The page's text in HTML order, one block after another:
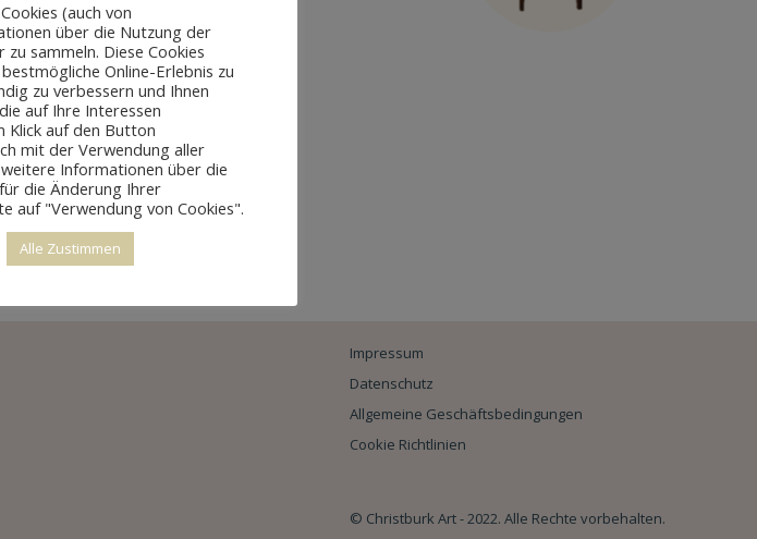
anzeigen
Impressum
Datenschutz
Allgemeine Geschäftsbedingungen
Cookie Richtlinien
© Christburk Art - 2022. Alle Rechte vorbehalten.
(auch von
über die Nutzung der
sammeln. Diese Cookies
Online-Erlebnis zu
zu verbessern und Ihnen
auf Ihre Interessen
Klick auf den Button
mit der Verwendung aller
Informationen über die
die Änderung Ihrer
auf "Verwendung von Cookies".
Alle Zustimmen